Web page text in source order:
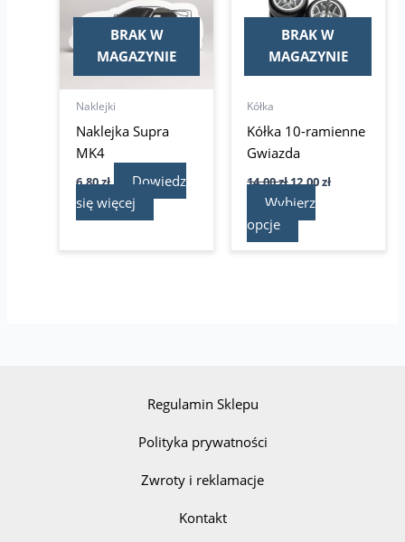
BRAK W
MAGAZYNIE
Naklejki
Naklejka Supra
MK4
6,80zł
Dowiedz
się więcej
BRAK W
MAGAZYNIE
Kółka
Kółka 10-ramienne
Gwiazda
14,00zł12,00zł
Wybierz
opcje
wiele
wariantów.
Opcje
można
stronie
produktu
Regulamin Sklepu
Polityka prywatności
Zwroty i reklamacje
Kontakt